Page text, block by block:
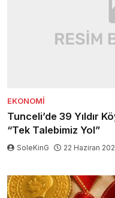
EKONOMI
Tunceli’de 39 Yıldır
“Tek Talebimiz Yol”
SoleKinG 22 Haziran